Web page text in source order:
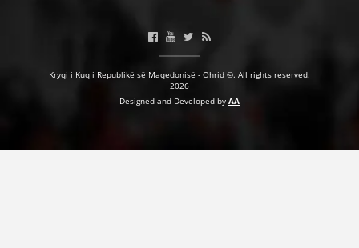
DORACAKË
Kryqi i Kuq i Republikë së Maqedonisë - Ohrid ©. All rights reserved.
2026
Designed and Developed by AA